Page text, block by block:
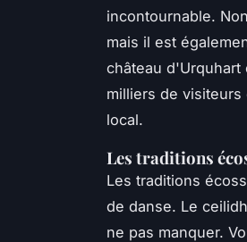
incontournable.
mais il est
château
milliers de
local.
Les traditions
Les traditions
de danse. Le ceilidh
ne pas manquer.